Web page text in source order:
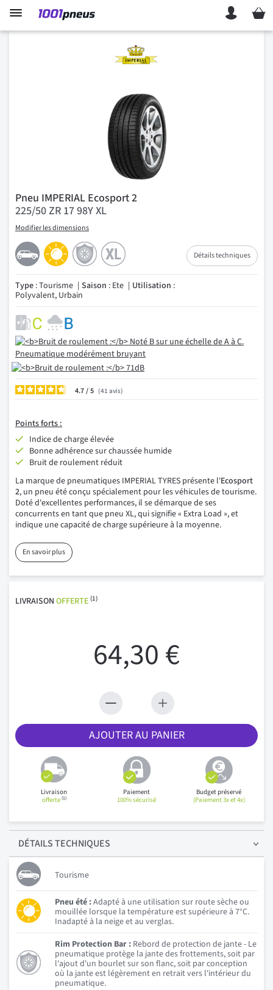
Mon
Pneu IMPERIAL Ecosport 2
225/50 ZR 17 98Y XL
Modifier les dimensions
Détails techniques
Type : Tourisme Saison : Ete Utilisation :
Polyvalent, Urbain
4.7/ 41 avis
Points forts :
Indice de charge élevée
Bonne adhérence sur chaussée humide
Bruit de roulement réduit
La marque de pneumatiques IMPERIAL TYRES présente l'Ecosport
2, un pneu été conçu spécialement pour les véhicules de tourisme.
Doté d'excellentes performances, il se démarque de ses
concurrents en tant que pneu XL, qui signifie « Extra Load », et
indique une capacité de charge supérieure à la moyenne.
En savoir plus
LIVRAISON OFFERTE (1)
64,30 €
AJOUTER AU PANIER
Livraison
offerte(1)
Paiement
100% sécurisé
Budget préservé
(Paiement 3x et 4x)
DÉTAILSTECHNIQUES
Tourisme
Pneu été :Adapté à une utilisation sur route sèche ou
mouillée lorsque la température est supérieure à 7°C.
Inadapté à la neige et au verglas.
Rim Protection Bar : Rebord de protection de jante - Le
pneumatique protège la jante des frottements, soit par
l'ajout d'un bourlet sur son flanc, soit par conception
où la jante est légèrement en retrait vers l'intérieur du
pneumatique.